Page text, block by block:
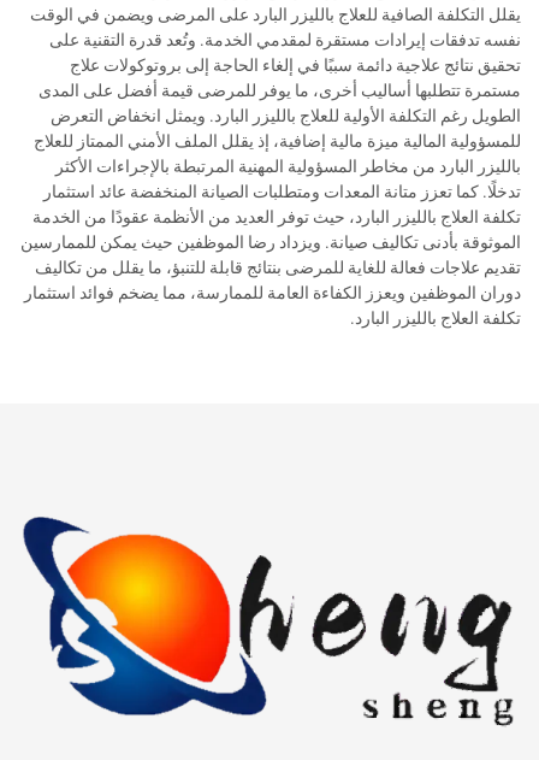
يقلل التكلفة الصافية للعلاج بالليزر البارد على المرضى ويضمن في الوقت
نفسه تدفقات إيرادات مستقرة لمقدمي الخدمة. وتُعد قدرة التقنية على
تحقيق نتائج علاجية دائمة سببًا في إلغاء الحاجة إلى بروتوكولات علاج
مستمرة تتطلبها أساليب أخرى، ما يوفر للمرضى قيمة أفضل على المدى
الطويل رغم التكلفة الأولية للعلاج بالليزر البارد. ويمثل انخفاض التعرض
للمسؤولية المالية ميزة مالية إضافية، إذ يقلل الملف الأمني الممتاز للعلاج
بالليزر البارد من مخاطر المسؤولية المهنية المرتبطة بالإجراءات الأكثر
تدخلًا. كما تعزز متانة المعدات ومتطلبات الصيانة المنخفضة عائد استثمار
تكلفة العلاج بالليزر البارد، حيث توفر العديد من الأنظمة عقودًا من الخدمة
الموثوقة بأدنى تكاليف صيانة. ويزداد رضا الموظفين حيث يمكن للممارسين
تقديم علاجات فعالة للغاية للمرضى بنتائج قابلة للتنبؤ، ما يقلل من تكاليف
دوران الموظفين ويعزز الكفاءة العامة للممارسة، مما يضخم فوائد استثمار
تكلفة العلاج بالليزر البارد.